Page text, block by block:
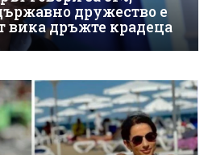
дружество е
вика дръжте крадеца